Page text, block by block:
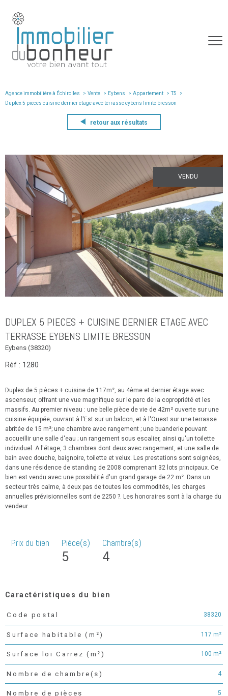
Agence immobilière à Échirolles Vente Eybens Appartement
T5
duplex 5 pieces cuisine dernier etage avec terrasse eybens limite bresson
retour aux résultats
VENDU
DUPLEX 5 PIECES + CUISINE DERNIER ETAGE AVEC
TERRASSE EYBENS LIMITE BRESSON
Eybens (38320)
Réf : 1280
Duplex de 5 pièces + cuisine de 117m², au 4ème et dernier étage avec
ascenseur, offrant une vue magnifique sur le parc de la copropriété et les
massifs. Au premier niveau : une belle pièce de vie de 42m² ouverte sur une
cuisine équipée, ouvrant à l'Est sur un balcon, et à l'Ouest sur une terrasse
abritée de 15 m²; une chambre avec rangement ; une buanderie pouvant
accueillir une salle d'eau ; un rangement sous escalier, ainsi qu'un toilette
individuel. A l'étage, 3 chambres dont deux avec rangement, et une salle de
bain avec douche, baignoire, toilette et velux. Les prestations sont soignées,
dans une résidence de standing de 2008 comprenant 32 lots principaux. Ce
bien est vendu avec une possibilité d'un grand garage de 22 m². Dans un
secteur très calme, à deux pas de toutes les commodités, les charges
annuelles prévisionnelles sont de 2250 ?. Les honoraires sont à la charge du
vendeur.
Prix du bien Pièce(s)
5
Chambre(s)
4
Caractéristiques du bien
Caractéristiques
Code postal 38320
Surface habitable (m²) 117 m²
Surface loi Carrez (m²) 100 m²
Nombre de chambre(s) 4
Nombre de pièces 5